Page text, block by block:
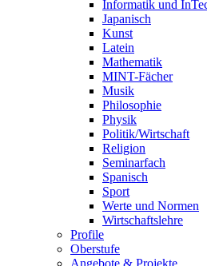
Informatik und
Japanisch
Kunst
Latein
Mathematik
MINT-Fächer
Musik
Philosophie
Physik
Politik/Wirtschaft
Religion
Seminarfach
Spanisch
Sport
Werte und Normen
Wirtschaftslehre
Profile
Oberstufe